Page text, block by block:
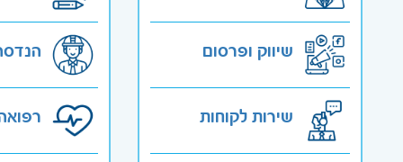
שיווק ופרסום
שירות לקוחות